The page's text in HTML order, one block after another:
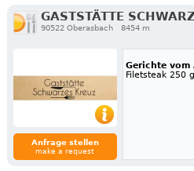
GASTSTÄTTE
90522 Oberasbach
8454 m
Anfrage stellen
make a request
Gerichte vom
Filetsteak 250